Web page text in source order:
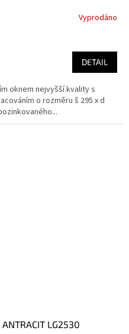
Vyprodáno
DETAIL
oknem nejvyšší kvality s
o rozměru š 295 x d
ANTRACIT LG2530